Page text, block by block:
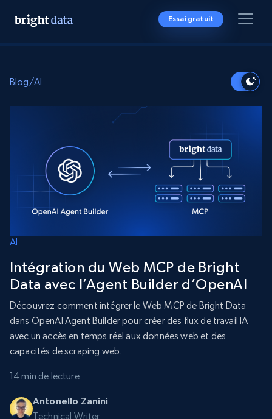
Essai gratuit
Blog/AI
AI
Intégration du Web MCP de Bright
Data avec l’Agent Builder d’OpenAI
Découvrez comment intégrer le Web MCP de Bright Data
dans OpenAI Agent Builder pour créer des flux de travail IA
avec un accès en temps réel aux données web et des
capacités de scraping web.
14 min de lecture
Antonello Zanini
Technical Writer